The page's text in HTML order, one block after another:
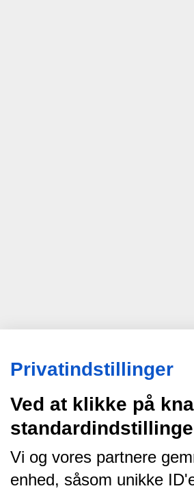
Privatindstillinger
Ved at klikke på
Vi og vores partnere
enhed, såsom unikke